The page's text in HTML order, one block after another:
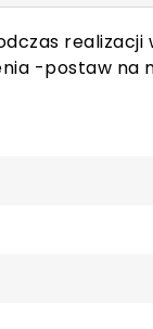
-postaw na